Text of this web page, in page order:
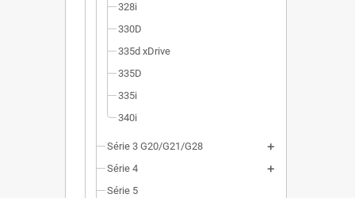
328i
330D
335d xDrive
335D
335i
340i
Série 3 G20/G21/G28
Série 4
Série 5